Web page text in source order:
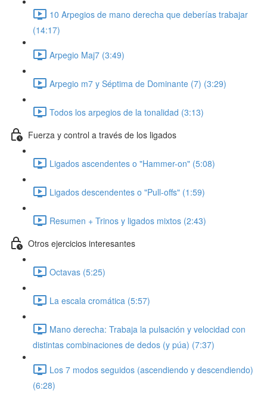
10 Arpegios de mano derecha que deberías trabajar
(14:17)
Arpegio Maj7 (3:49)
Arpegio m7 y Séptima de Dominante (7) (3:29)
Todos los arpegios de la tonalidad (3:13)
Fuerza y control a través de los ligados
Ligados ascendentes o "Hammer-on" (5:08)
Ligados descendentes o "Pull-offs" (1:59)
Resumen + Trinos y ligados mixtos (2:43)
Otros ejercicios interesantes
Octavas (5:25)
La escala cromática (5:57)
Mano derecha: Trabaja la pulsación y velocidad con
distintas combinaciones de dedos (y púa) (7:37)
Los 7 modos seguidos (ascendiendo y descendiendo)
(6:28)